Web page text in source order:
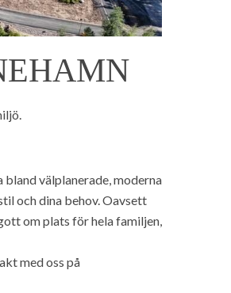
bland välplanerade, moderna
och dina behov. Oavsett
om plats för hela familjen,
med oss på